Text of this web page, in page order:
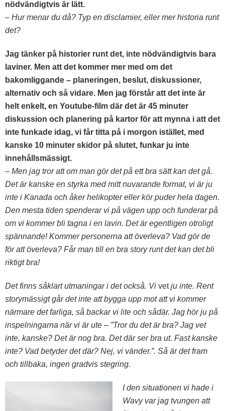
nödvändigtvis är lätt.
– Hur menar du då? Typ en disclamier, eller mer historia runt
det?
Jag tänker på historier runt det, inte nödvändigtvis bara
laviner. Men att det kommer mer med om det
bakomliggande – planeringen, beslut, diskussioner,
alternativ och så vidare. Men jag förstår att det inte är
helt enkelt, en Youtube-film där det är 45 minuter
diskussion och planering på kartor för att mynna i att det
inte funkade idag, vi får titta på i morgon istället, med
kanske 10 minuter skidor på slutet, funkar ju inte
innehållsmässigt.
– Men jag tror att om man gör det på ett bra sätt kan det gå.
Det är kanske en styrka med mitt nuvarande format, vi är ju
inte i Kanada och åker helikopter eller kör puder hela dagen.
Den mesta tiden spenderar vi på vägen upp och funderar på
om vi kommer bli tagna i en lavin. Det är egentligen otroligt
spännande! Kommer personerna att överleva? Vad gör de
för att överleva? Får man till en bra story runt det kan det bli
riktigt bra!
Det finns såklart utmaningar i det också. Vi vetju inte. Rent
storymässigt går det inte att bygga upp mot att vi kommer
närmare det farliga, så backar vi lite och sådär. Jag hör ju på
inspelningarna när vi är ute – ”Tror du det är bra? Jag vet
inte, kanske? Det är nog bra. Det där ser bra ut. Fast kanske
inte? Vad betyder det där? Nej, vi vänder.”. Så är det fram
och tillbaka, ingen gradvis stegring.
I den situationen vi hade i
Wavy var jag tvungen att